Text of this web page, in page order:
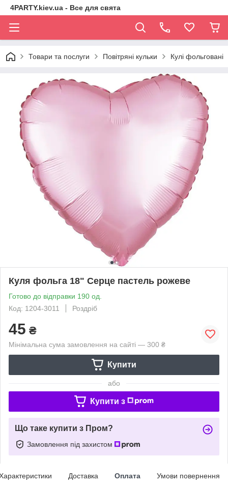
4PARTY.kiev.ua - Все для свята
Товари та послуги Повітряні кульки Кулі фольговані
Куля фольга 18" Серце пастель рожеве
Готово до відправки 190 од.
Код: 1204-3011
Роздріб
45 ₴
Мінімальна сума замовлення на сайті — 300 ₴
Купити
або
Купити з
Що таке купити з Пром?
Замовлення під захистом
Доставка Оплата Умови повернення